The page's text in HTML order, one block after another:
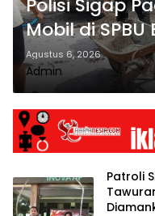
Polisi Sigap
Mobil di
Cegah Api
Agustus 6, 2026
Admin
Patroli